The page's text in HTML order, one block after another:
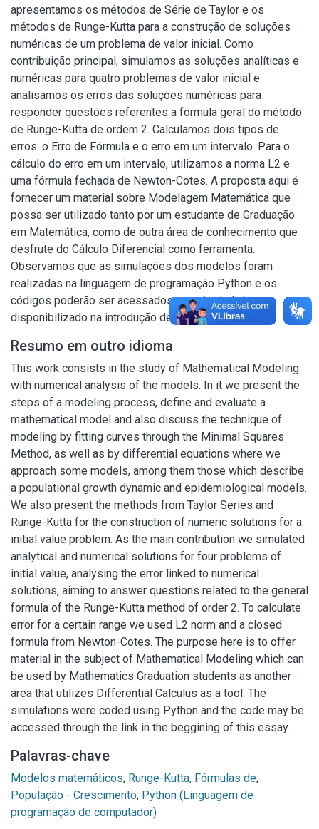
apresentamos os métodos de Série de Taylor e os
métodos de Runge-Kutta para a construção de soluções
numéricas de um problema de valor inicial. Como
contribuição principal, simulamos as soluções analíticas e
numéricas para quatro problemas de valor inicial e
analisamos os erros das soluções numéricas para
responder questões referentes a fórmula geral do método
de Runge-Kutta de ordem 2. Calculamos dois tipos de
erros: o Erro de Fórmula e o erro em um intervalo. Para o
cálculo do erro em um intervalo, utilizamos a norma L2 e
uma fórmula fechada de Newton-Cotes. A proposta aqui é
fornecer um material sobre Modelagem Matemática que
possa ser utilizado tanto por um estudante de Graduação
em Matemática, como de outra área de conhecimento que
desfrute do Cálculo Diferencial como ferramenta.
Observamos que as simulações dos modelos foram
realizadas na linguagem de programação Python e os
códigos poderão ser acessados através do link
disponibilizado na introdução desta dissertação.
Resumo em outro idioma
This work consists in the study of Mathematical Modeling
with numerical analysis of the models. In it we present the
steps of a modeling process, define and evaluate a
mathematical model and also discuss the technique of
modeling by fitting curves through the Minimal Squares
Method, as well as by differential equations where we
approach some models, among them those which describe
a populational growth dynamic and epidemiological models.
We also present the methods from Taylor Series and
Runge-Kutta for the construction of numeric solutions for a
initial value problem. As the main contribution we simulated
analytical and numerical solutions for four problems of
initial value, analysing the error linked to numerical
solutions, aiming to answer questions related to the general
formula of the Runge-Kutta method of order 2. To calculate
error for a certain range we used L2 norm and a closed
formula from Newton-Cotes. The purpose here is to offer
material in the subject of Mathematical Modeling which can
be used by Mathematics Graduation students as another
area that utilizes Differential Calculus as a tool. The
simulations were coded using Python and the code may be
accessed through the link in the beggining of this essay.
Palavras-chave
Modelos matemáticos; Runge-Kutta, Fórmulas de;
População - Crescimento; Python (Linguagem de
programação de computador)